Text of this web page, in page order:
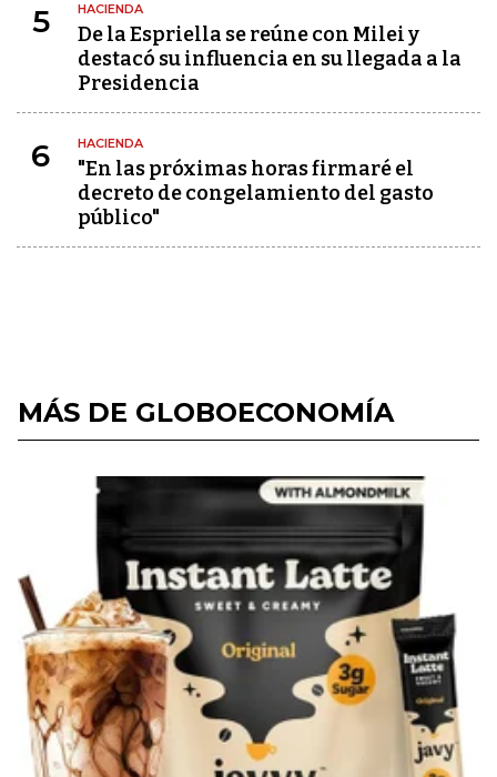
5 HACIENDA
De la Espriella se reúne con Milei y
destacó su influencia en su llegada a la
Presidencia
6 HACIENDA
"En las próximas horas firmaré el
decreto de congelamiento del gasto
público"
MÁS DE GLOBOECONOMÍA